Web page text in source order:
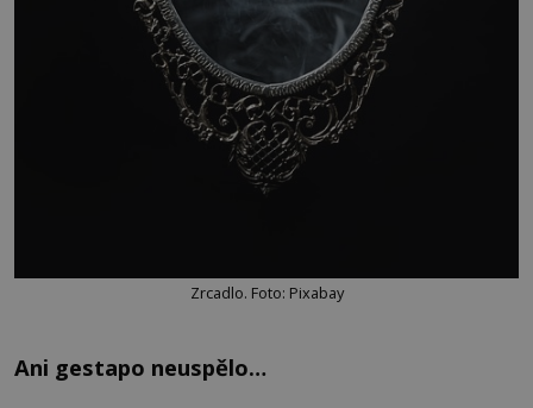
Zrcadlo. Foto: Pixabay
Ani gestapo neuspělo…